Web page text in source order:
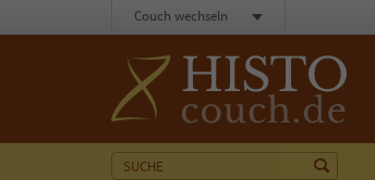
Couch wechseln